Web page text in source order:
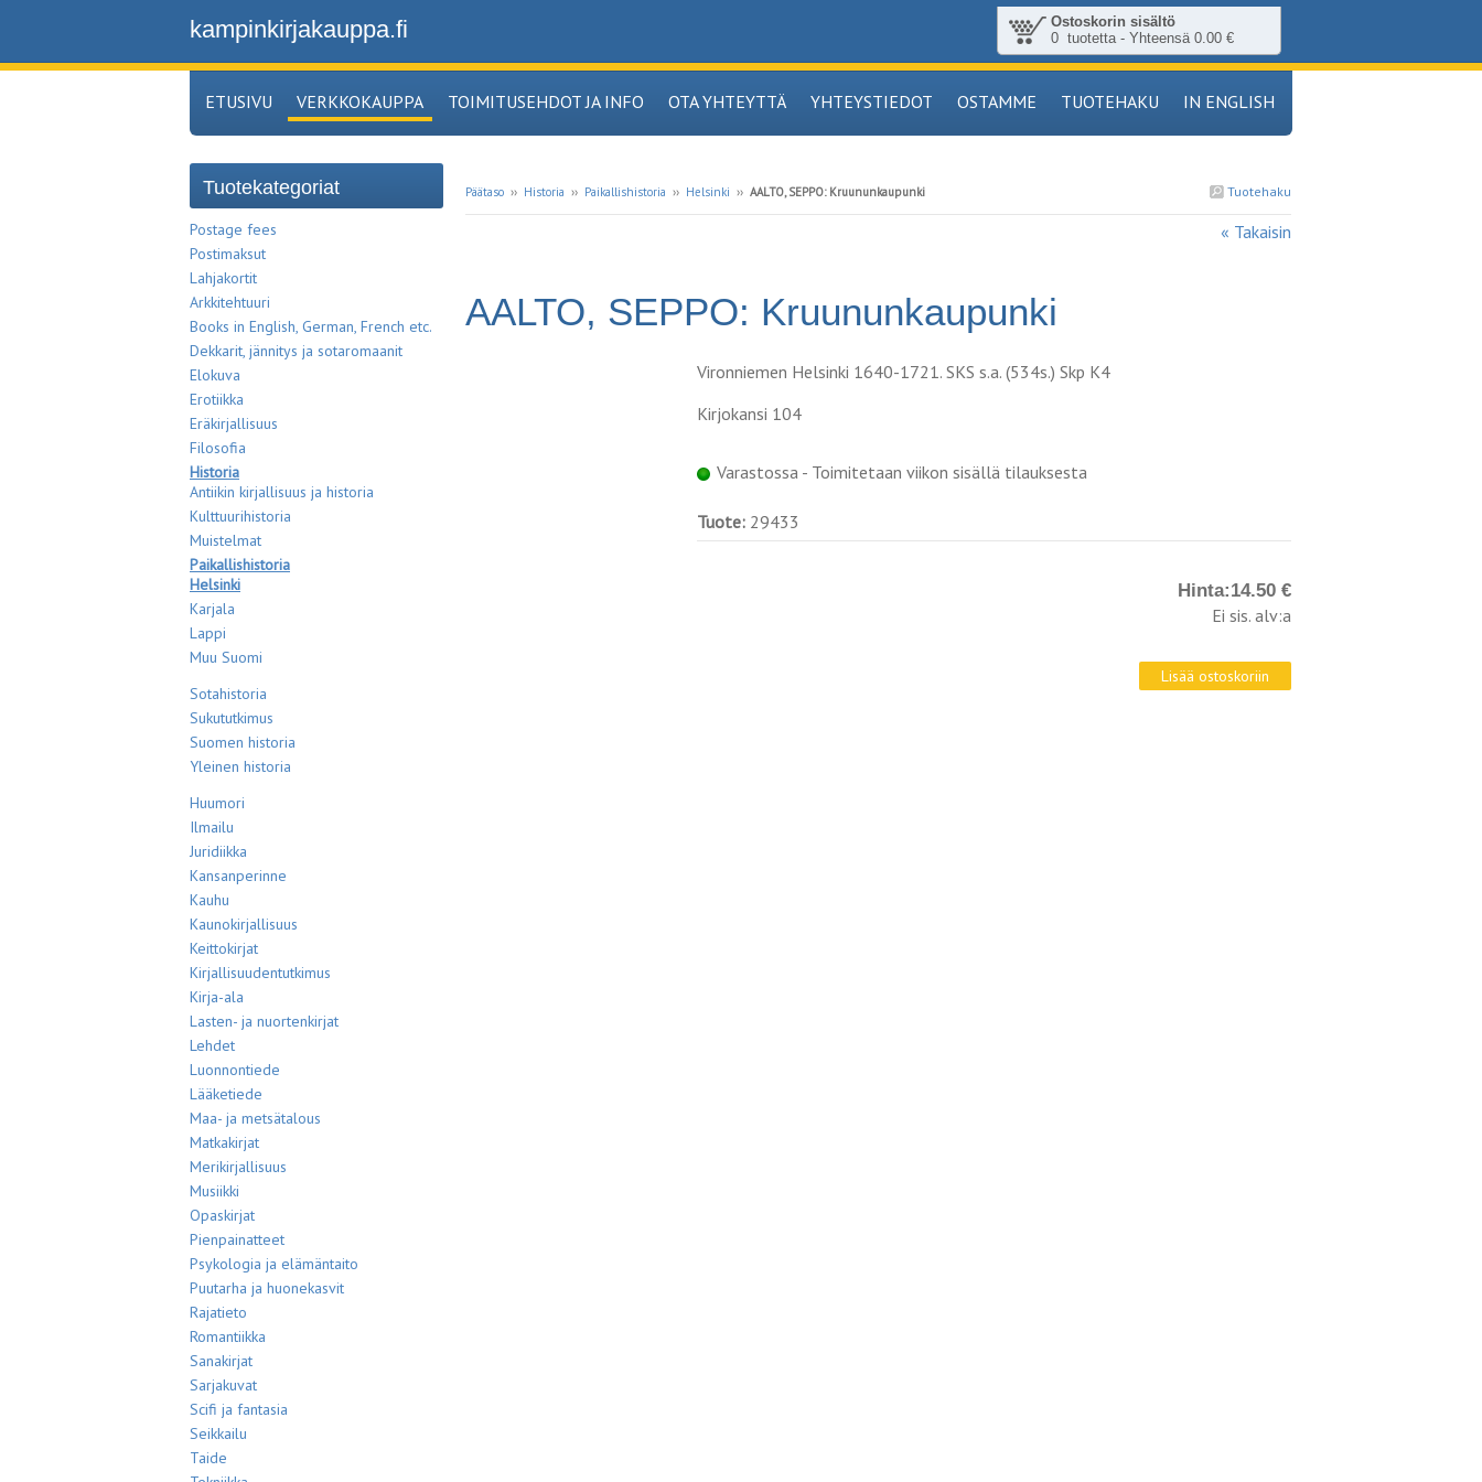
Ostoskorin sisältö
0 tuotetta - Yhteensä 0.00 €
kampinkirjakauppa.fi
ETUSIVU VERKKOKAUPPA TOIMITUSEHDOT JA INFO OTA YHTEYTTÄ YHTEYSTIEDOT OSTAMME TUOTEHAKU IN ENGLISH
Tuotehaku
Päätaso ›› Historia ›› Paikallishistoria ›› Helsinki ›› AALTO, SEPPO: Kruununkaupunki
« Takaisin
AALTO, SEPPO: Kruununkaupunki
Vironniemen Helsinki 1640-1721. SKS s.a. (534s.) Skp K4
Kirjokansi 104
Varastossa - Toimitetaan viikon sisällä tilauksesta
Tuote: 29433
Hinta:14.50 €
Ei sis. alv:a
Tuotekategoriat
Postage fees
Postimaksut
Lahjakortit
Arkkitehtuuri
Books in English, German, French etc.
Dekkarit, jännitys ja sotaromaanit
Elokuva
Erotiikka
Eräkirjallisuus
Filosofia
Historia
Antiikin kirjallisuus ja historia
Kulttuurihistoria
Muistelmat
Paikallishistoria
Helsinki
Karjala
Lappi
Muu Suomi
Sotahistoria
Sukututkimus
Suomen historia
Yleinen historia
Huumori
Ilmailu
Juridiikka
Kansanperinne
Kauhu
Kaunokirjallisuus
Keittokirjat
Kirjallisuudentutkimus
Kirja-ala
Lasten- ja nuortenkirjat
Lehdet
Luonnontiede
Lääketiede
Maa- ja metsätalous
Matkakirjat
Merikirjallisuus
Musiikki
Opaskirjat
Pienpainatteet
Psykologia ja elämäntaito
Puutarha ja huonekasvit
Rajatieto
Romantiikka
Sanakirjat
Sarjakuvat
Scifi ja fantasia
Seikkailu
Taide